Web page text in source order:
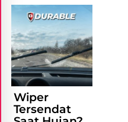
Wiper
Tersendat